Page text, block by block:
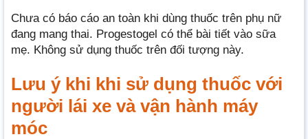
Chưa có báo cáo an toàn khi dùng thuốc trên phụ nữ
đang mang thai. Progestogel có thể bài tiết vào sữa
mẹ. Không sử dụng thuốc trên đối tượng này.
Lưu ý khi khi sử dụng thuốc với
người lái xe và vận hành máy
móc